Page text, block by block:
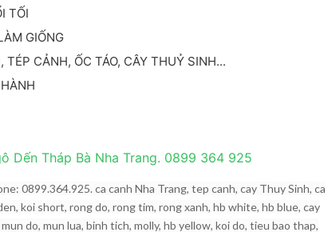
TỐI
GIỐNG
CẢNH, ỐC TÁO, CÂY THUỶ SINH...
Dến Tháp Bà Nha Trang. 0899 364 925
0899.364.925. ca canh Nha Trang, tep canh, cay Thuy Sinh, ca
koi short, rong do, rong tim, rong xanh, hb white, hb blue, cay
do, mun lua, binh tich, molly, hb yellow, koi do, tieu bao thap,